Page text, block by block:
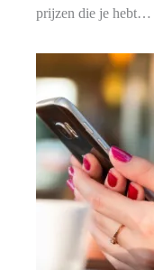
prijzen die je hebt…